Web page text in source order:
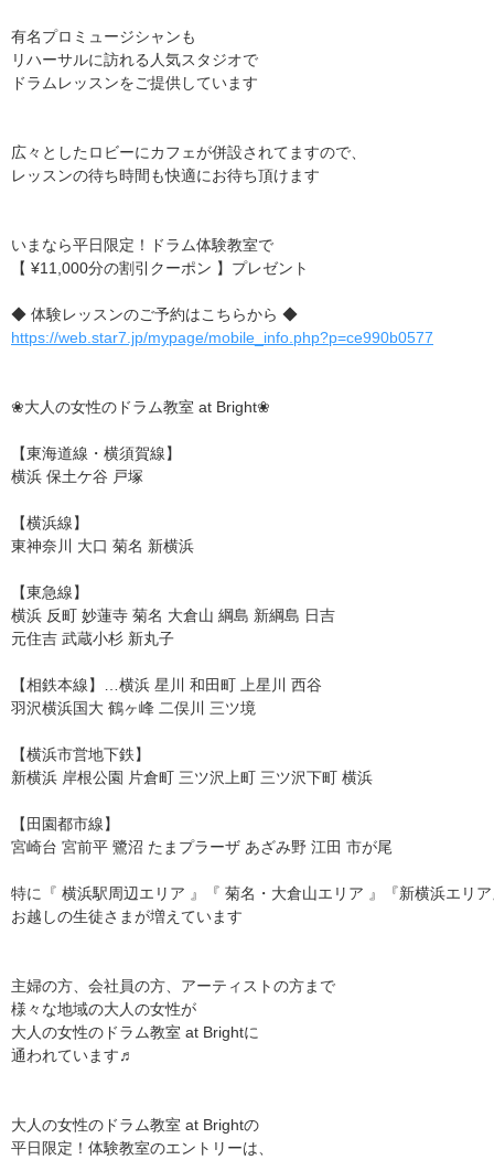
有名プロミュージシャンも
リハーサルに訪れる人気スタジオで
ドラムレッスンをご提供しています
広々としたロビーにカフェが併設されてますので、
レッスンの待ち時間も快適にお待ち頂けます
いまなら平日限定！ドラム体験教室で
【 ¥11,000分の割引クーポン 】プレゼント
◆ 体験レッスンのご予約はこちらから ◆
https://web.star7.jp/mypage/mobile_info.php?p=ce990b0577
❀大人の女性のドラム教室 at Bright❀
【東海道線・横須賀線】
横浜 保土ケ谷 戸塚
【横浜線】
東神奈川 大口 菊名 新横浜
【東急線】
横浜 反町 妙蓮寺 菊名 大倉山 綱島 新綱島 日吉
元住吉 武蔵小杉 新丸子
【相鉄本線】…横浜 星川 和田町 上星川 西谷
羽沢横浜国大 鶴ヶ峰 二俣川 三ツ境
【横浜市営地下鉄】
新横浜 岸根公園 片倉町 三ツ沢上町 三ツ沢下町 横浜
【田園都市線】
宮崎台 宮前平 鷺沼 たまプラーザ あざみ野 江田 市が尾
特に『 横浜駅周辺エリア 』『 菊名・大倉山エリア 』『新横浜エリ
お越しの生徒さまが増えています
主婦の方、会社員の方、アーティストの方まで
様々な地域の大人の女性が
大人の女性のドラム教室 at Brightに
通われています♬
大人の女性のドラム教室 at Brightの
平日限定！体験教室のエントリーは、